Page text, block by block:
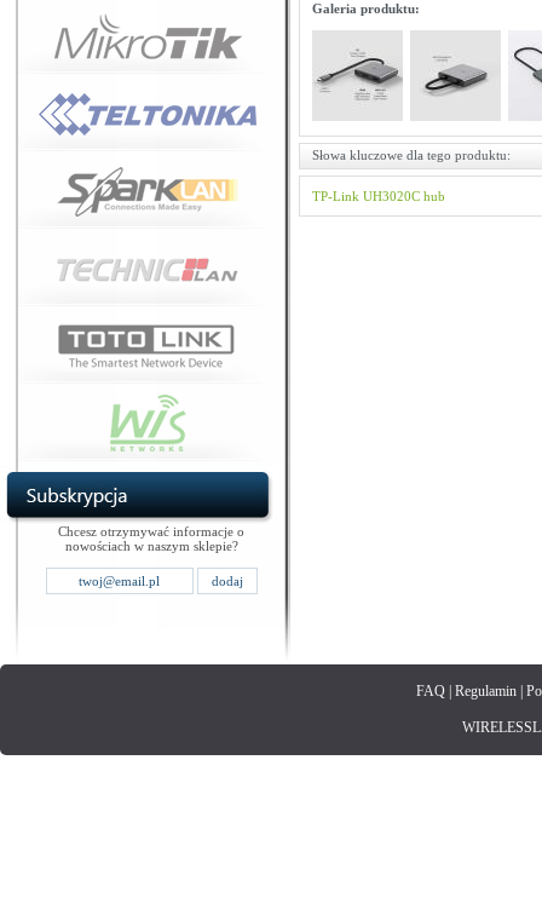
Chcesz otrzymywać informacje o
nowościach w naszym sklepie?
Galeria produktu:
Słowa kluczowe dla tego produktu:
TP-Link UH3020C hub
FAQ| Regulamin|